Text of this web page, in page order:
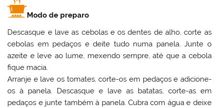
Modo de preparo
Descasque e lave as cebolas e os dentes de alho, corte as
cebolas em pedaços e deite tudo numa panela. Junte o
azeite e leve ao lume, mexendo sempre, até que a cebola
fique macia.
Arranje e lave os tomates, corte-os em pedaços e adicione-
os à panela. Descasque e lave as batatas, corte-as em
pedaços e junte também à panela. Cubra com água e deixe